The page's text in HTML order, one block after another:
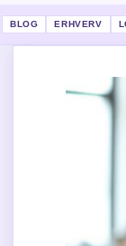
BLOG ERHVERV